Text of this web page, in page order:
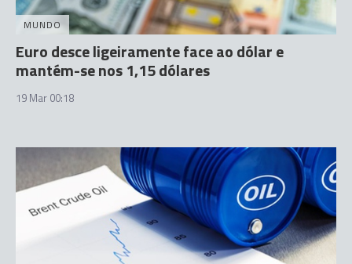
MUNDO
Euro desce ligeiramente face ao dólar e
mantém-se nos 1,15 dólares
19 Mar 00:18